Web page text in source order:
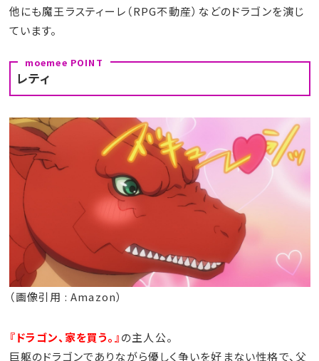
他にも魔王ラスティーレ（RPG不動産）などのドラゴンを演じ
ています。
レティ
（画像引用 : Amazon）
『ドラゴン、家を買う。』の主人公。
巨躯のドラゴンでありながら優しく争いを好まない性格で、父